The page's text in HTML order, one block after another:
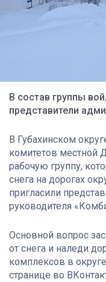
В состав группы
представители
В Губахинском
комитетов местной
рабочую группу,
снега на дорогах
пригласили
руководителя
Основной вопрос
от снега и наледи
комплексов в
странице во